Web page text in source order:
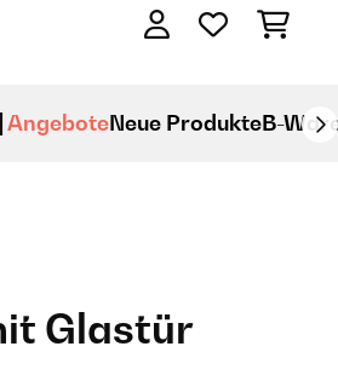
AngeboteNeue ProdukteB-
Glastür​